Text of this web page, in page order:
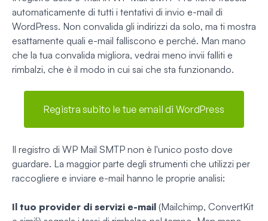
automaticamente di tutti i tentativi di invio e-mail di
WordPress. Non convalida gli indirizzi da solo, ma ti mostra
esattamente quali e-mail falliscono e perché. Man mano
che la tua convalida migliora, vedrai meno invii falliti e
rimbalzi, che è il modo in cui sai che sta funzionando.
Registra subito le tue email di WordPress
Il registro di WP Mail SMTP non è l'unico posto dove
guardare. La maggior parte degli strumenti che utilizzi per
raccogliere e inviare e-mail hanno le proprie analisi:
Il tuo provider di servizi e-mail (Mailchimp, ConvertKit